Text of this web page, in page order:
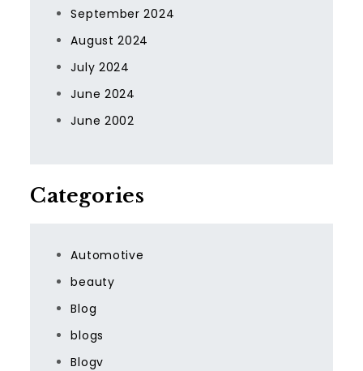
September 2024
August 2024
July 2024
June 2024
June 2002
Categories
Automotive
beauty
Blog
blogs
Blogv